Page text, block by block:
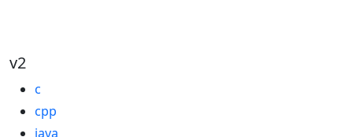
v2
c
cpp
java